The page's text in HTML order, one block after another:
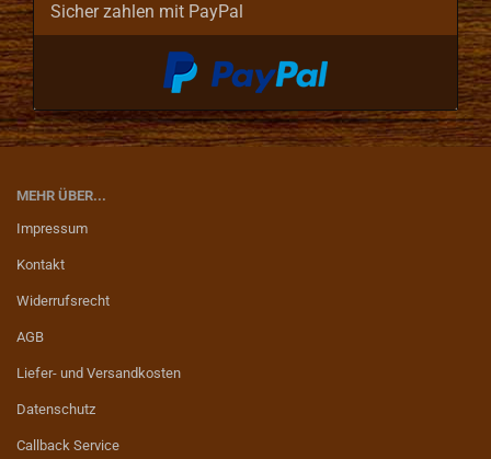
Sicher zahlen mit PayPal
MEHR ÜBER...
Impressum
Kontakt
Widerrufsrecht
AGB
Liefer- und Versandkosten
Datenschutz
Callback Service